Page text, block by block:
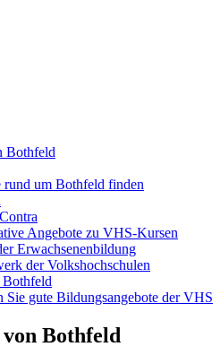
Bothfeld
um Bothfeld finden
Angebote zu VHS-Kursen
Erwachsenenbildung
der Volkshochschulen
Bothfeld
Sie gute Bildungsangebote der VHS
Bothfeld